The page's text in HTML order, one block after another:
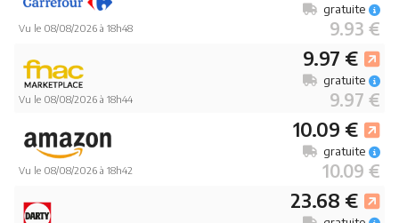
Vu le 08/08/2026 à 18h48 9.93 €
gratuite
Vu le 08/08/2026 à 18h44
9.97 €
9.97 €
gratuite
Vu le 08/08/2026 à 18h42
10.09 €
10.09 €
gratuite
23.68 €